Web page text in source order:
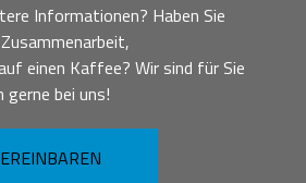
Informationen? Haben Sie
einen Kaffee? Wir sind für Sie
gerne bei uns!